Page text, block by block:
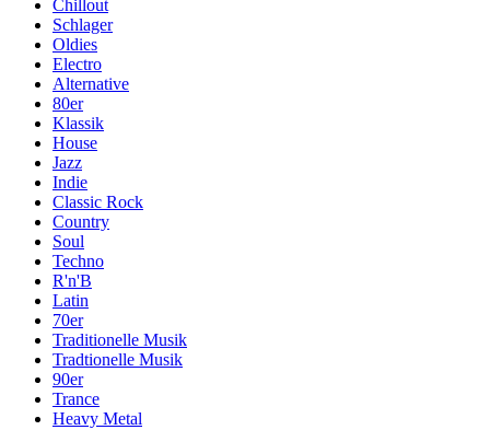
Chillout
Schlager
Oldies
Electro
Alternative
80er
Klassik
House
Jazz
Indie
Classic Rock
Country
Soul
Techno
R'n'B
Latin
70er
Traditionelle Musik
Tradtionelle Musik
90er
Trance
Heavy Metal